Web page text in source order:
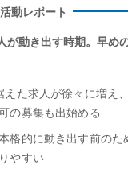
動レポート
が動き出す時期。早め
えた求人が徐々に増え
の募集も出始める
格的に動き出す前のた
やすい